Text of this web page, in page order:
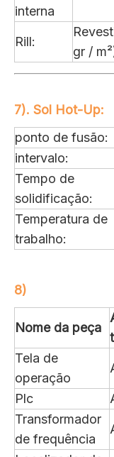
interna
Rill:
gr /
7). Sol Hot-Up:
ponto de fusão:
intervalo:
Tempo de
solidificação:
Temperatura de
trabalho:
8)
Nome da peça
Tela de
operação
Plc
Transformador
de frequência